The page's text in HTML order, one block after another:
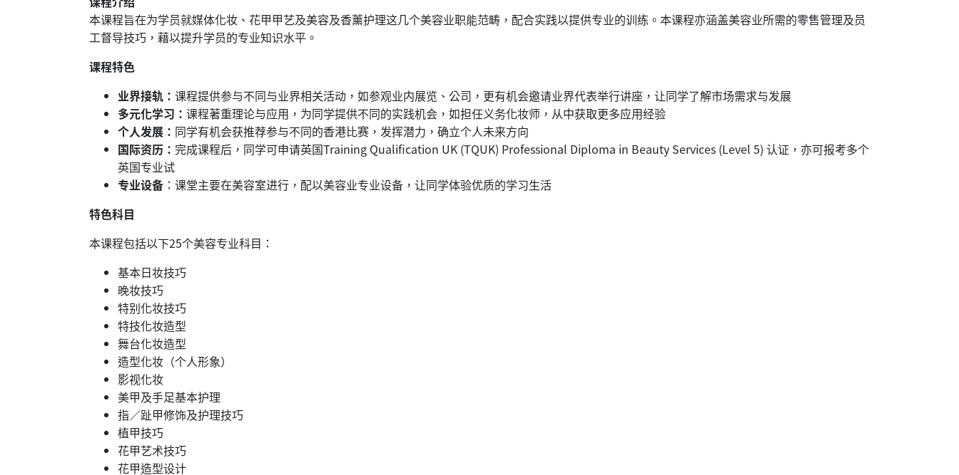
本课程旨在为学员就媒体化妆、花甲甲艺及美容及香薰护理这几个美容业职能范畴，配合实践以提供专业的训练。本课程亦涵盖美容业所需的零售管理及员
工督导技巧，藉以提升学员的专业知识水平。
课程特色
业界接轨： 课程提供参与不同与业界相关活动，如参观业内展览、公司，更有机会邀请业界代表举行讲座，让同学了解市场需求与发展
多元化学习： 课程著重理论与应用，为同学提供不同的实践机会，如担任义务化妆师，从中获取更多应用经验
个人发展： 同学有机会获推荐参与不同的香港比赛，发挥潜力，确立个人未来方向
国际资历： 完成课程后，同学可申请英国Training Qualification UK (TQUK) Professional Diploma in Beauty Services (Level 5) 认证，亦可报考多个
英国专业试
专业设备 ：课堂主要在美容室进行，配以美容业专业设备，让同学体验优质的学习生活
特色科目
本课程包括以下25个美容专业科目：
基本日妆技巧
晚妆技巧
特别化妆技巧
特技化妆造型
舞台化妆造型
造型化妆（个人形象）
影视化妆
美甲及手足基本护理
指／趾甲修饰及护理技巧
植甲技巧
花甲艺术技巧
花甲造型设计